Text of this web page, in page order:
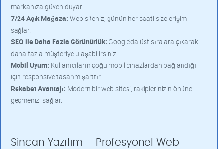
markanıza güven duyar.
7/24 Açık Mağaza: Web siteniz, günün her saati size erişim
sağlar.
SEO ile Daha Fazla Görünürlük: Google’da üst sıralara çıkarak
daha fazla müşteriye ulaşabilirsiniz.
Mobil Uyum: Kullanıcıların çoğu mobil cihazlardan bağlandığı
için responsive tasarım şarttır.
Rekabet Avantajı: Modern bir web sitesi, rakiplerinizin önüne
geçmenizi sağlar.
Sincan Yazılım – Profesyonel Web